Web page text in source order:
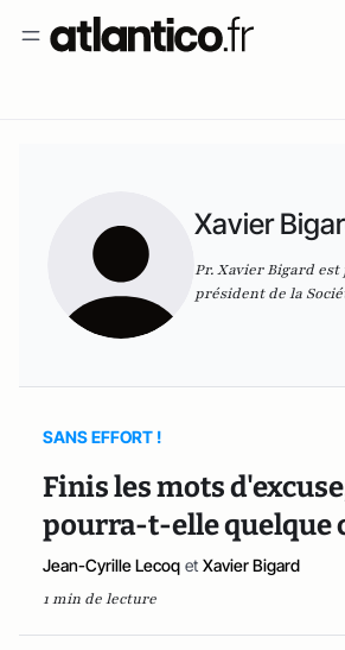
Xavier
Pr. Xavier Bigard
président de la
SANS EFFORT !
Finis les mots
pourra-t-elle quelque
Jean-Cyrille Lecoq et Xavier Bigard
1 min de lecture